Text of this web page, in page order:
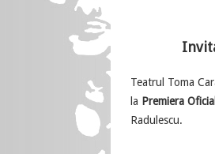
Teatrul Toma
la Premiera
Radulescu.